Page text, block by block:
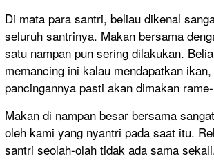
Di mata para santri, beliau dikenal
seluruh santrinya. Makan bersama
satu nampan pun sering dilakukan.
memancing ini kalau mendapatkan
pancingannya pasti akan dimakan
Makan di nampan besar bersama
oleh kami yang nyantri pada saat itu.
santri seolah-olah tidak ada sama